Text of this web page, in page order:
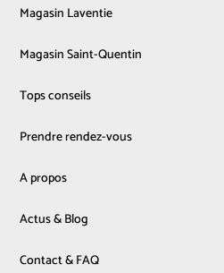
Magasin Laventie
Magasin Saint-Quentin
Tops conseils
Prendre rendez-vous
A propos
Actus & Blog
Contact & FAQ